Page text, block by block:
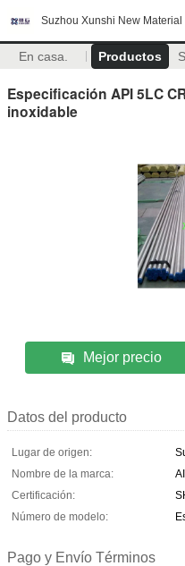
Suzhou Xunshi New Material
En casa. Productos
Especificación API 5LC
inoxidable
Mejor precio
Datos del producto
Lugar de origen:
Nombre de la marca:
Certificación:
Número de modelo:
Pago y Envío Términos